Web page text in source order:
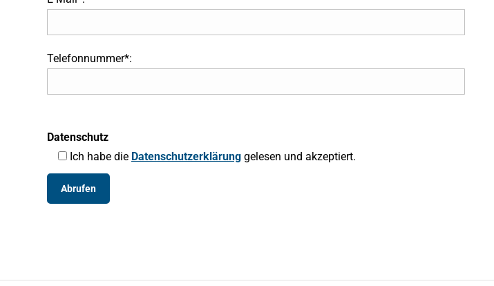
Telefonnummer*:
Datenschutz
Ich habe die Datenschutzerklärung gelesen und akzeptiert.